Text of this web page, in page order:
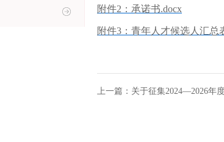
附件2：承诺书.docx
附件3：青年人才候选人汇总
上一篇：关于征集2024—2026年